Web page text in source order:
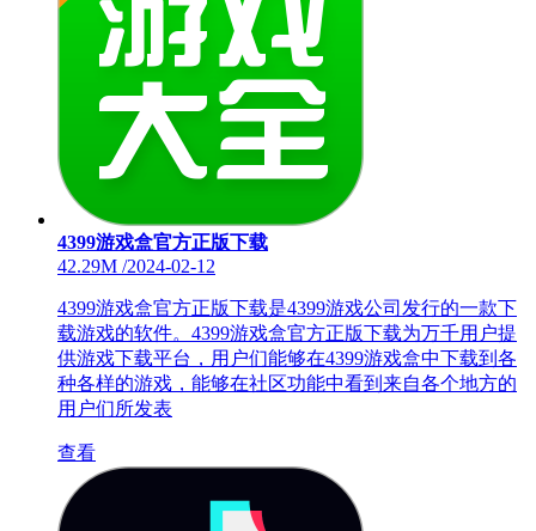
4399游戏盒官方正版下载
42.29M /2024-02-12
4399游戏盒官方正版下载是4399游戏公司发行的一款下
载游戏的软件。4399游戏盒官方正版下载为万千用户提
供游戏下载平台，用户们能够在4399游戏盒中下载到各
种各样的游戏，能够在社区功能中看到来自各个地方的
用户们所发表
查看